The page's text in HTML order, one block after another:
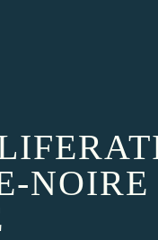
NOIRE